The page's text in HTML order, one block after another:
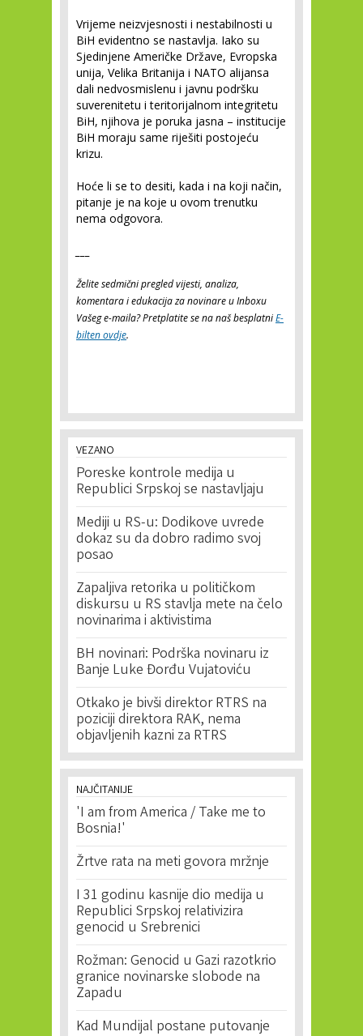
Vrijeme neizvjesnosti i nestabilnosti u
BiH evidentno se nastavlja. Iako su
Sjedinjene Američke Države, Evropska
unija, Velika Britanija i NATO alijansa
dali nedvosmislenu i javnu podršku
suverenitetu i teritorijalnom integritetu
BiH, njihova je poruka jasna – institucije
BiH moraju same riješiti postojeću
krizu.
Hoće li se to desiti, kada i na koji način,
pitanje je na koje u ovom trenutku
nema odgovora.
Želite sedmični pregled vijesti, analiza,
komentara i edukacija za novinare u Inboxu
Vašeg e-maila? Pretplatite se na naš besplatniE-
bilten ovdje.
VEZANO
Poreske kontrole medija u
Republici Srpskoj se nastavljaju
Mediji u RS-u: Dodikove uvrede
dokaz su da dobro radimo svoj
posao
Zapaljiva retorika u političkom
diskursu u RS stavlja mete na čelo
novinarima i aktivistima
BH novinari: Podrška novinaru iz
Banje Luke Đorđu Vujatoviću
Otkako je bivši direktor RTRS na
poziciji direktora RAK, nema
objavljenih kazni za RTRS
NAJČITANIJE
'I am from America / Take me to
Bosnia!'
Žrtve rata na meti govora mržnje
I 31 godinu kasnije dio medija u
Republici Srpskoj relativizira
genocid u Srebrenici
Rožman: Genocid u Gazi razotkrio
granice novinarske slobode na
Zapadu
Kad Mundijal postane putovanje